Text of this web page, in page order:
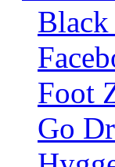
Foot
Go